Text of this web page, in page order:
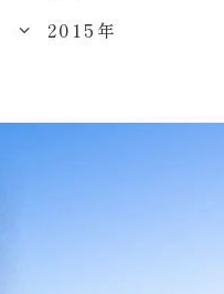
2015年